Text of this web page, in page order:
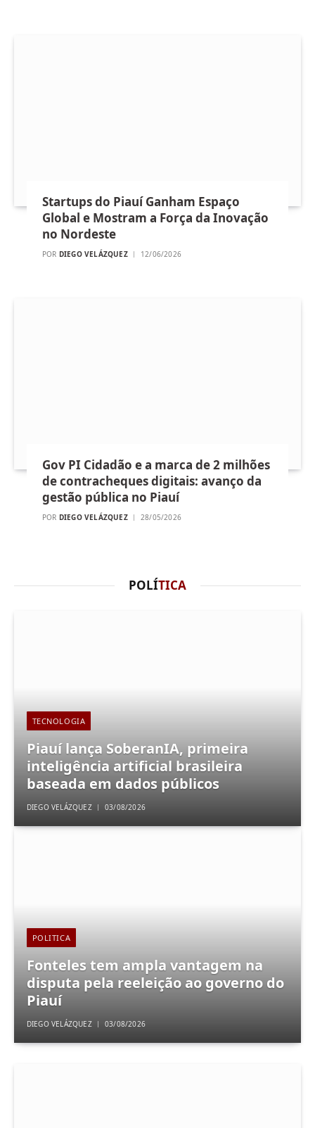
Startups do Piauí Ganham Espaço
Global e Mostram a Força da Inovação
no Nordeste
POR DIEGO VELÁZQUEZ 12/06/2026
Gov PI Cidadão e a marca de 2 milhões
de contracheques digitais: avanço da
gestão pública no Piauí
POR DIEGO VELÁZQUEZ 28/05/2026
POLÍTICA
TECNOLOGIA
Piauí lança SoberanIA, primeira
inteligência artificial brasileira
baseada em dados públicos
DIEGO VELÁZQUEZ 03/08/2026
POLITICA
Fonteles tem ampla vantagem na
disputa pela reeleição ao governo do
Piauí
DIEGO VELÁZQUEZ 03/08/2026